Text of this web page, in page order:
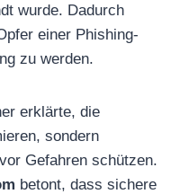
wurde. Dadurch
einer Phishing-
zu werden.
erklärte, die
sondern
Gefahren schützen.
betont, dass sichere